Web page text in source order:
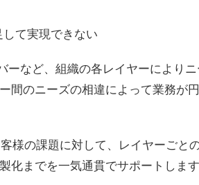
して実現できない
ーなど、組織の各レイヤーにより
間のニーズの相違によって業務が
様の課題に対して、レイヤーごと
化までを一気通貫でサポートします